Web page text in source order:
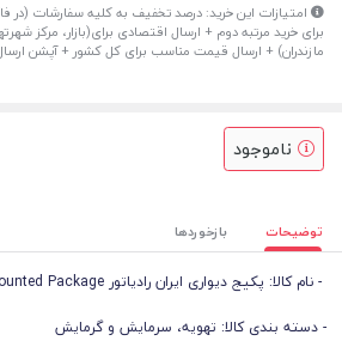
مازندران) + ارسال قیمت مناسب برای کل کشور + آپشن
ناموجود
توضیحات بازخوردها
- نام کالا: پکیج دیواری ایران رادیاتور Wall Mounted Package
- دسته بندی کالا: تهویه، سرمایش و گرمایش